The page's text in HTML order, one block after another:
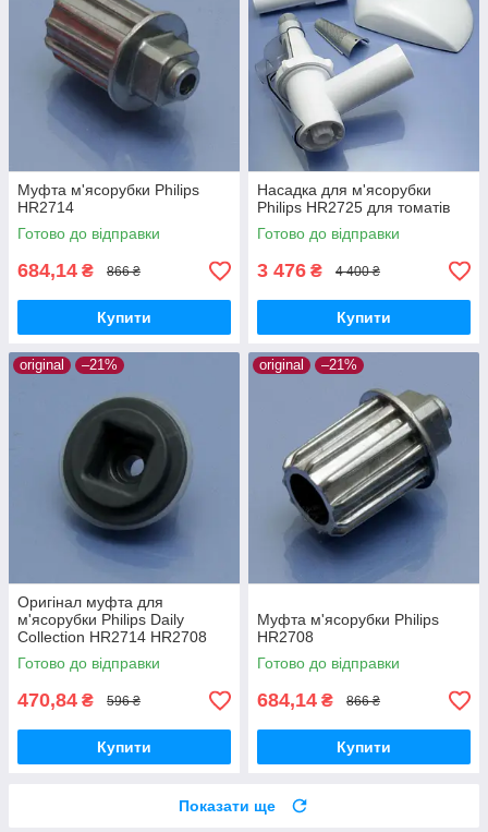
Муфта м'ясорубки Philips
HR2714
Готово до відправки
684,14 ₴ 866 ₴
Купити
Насадка для м'ясорубки
Philips HR2725 для томатів
Готово до відправки
3 476 ₴ 4 400 ₴
Купити
original –21%
Оригінал муфта для
м'ясорубки Philips Daily
Collection HR2714 HR2708
HR2710 HR2711 HR2713
HR2723 HR2709 HR2712
HR2721 HR2722
Готово до відправки
470,84 ₴ 596 ₴
Купити
original –21%
Муфта м'ясорубки Philips
HR2708
Готово до відправки
684,14 ₴ 866 ₴
Купити
Показати ще